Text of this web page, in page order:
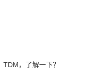
，了解一下？